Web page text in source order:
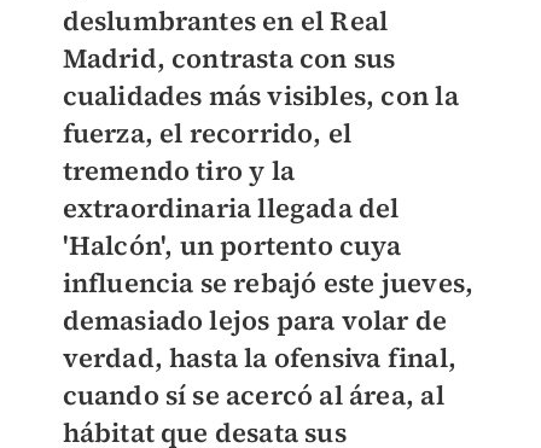
deslumbrantes en el Real
Madrid, contrasta con sus
cualidades más visibles, con la
fuerza, el recorrido, el
tremendo tiro y la
extraordinaria llegada del
'Halcón', un portento cuya
influencia se rebajó este jueves,
demasiado lejos para volar de
verdad, hasta la ofensiva final,
cuando sí se acercó al área, al
hábitat que desata sus